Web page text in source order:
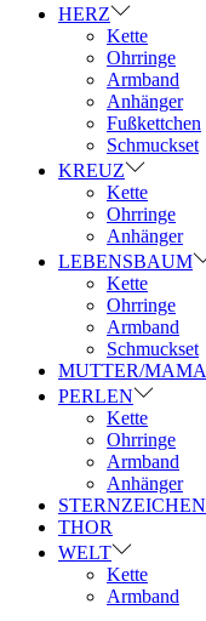
HERZ
Kette
Ohrringe
Armband
Anhänger
Fußkettchen
Schmuckset
KREUZ
Kette
Ohrringe
Anhänger
LEBENSBAUM
Kette
Ohrringe
Armband
Schmuckset
MUTTER/MAMA
PERLEN
Kette
Ohrringe
Armband
Anhänger
STERNZEICHEN
THOR
WELT
Kette
Armband